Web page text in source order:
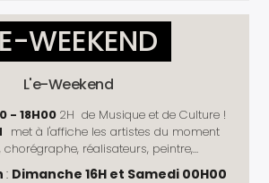
WEEKEND
L'e-Weekend
- 18H00 2H de Musique et de Culture !
met à l'affiche les artistes du moment
chorégraphe, réalisateurs, peintre,
.....) !
Découvrez les dernières
: Dimanche 16H et Samedi 00H00